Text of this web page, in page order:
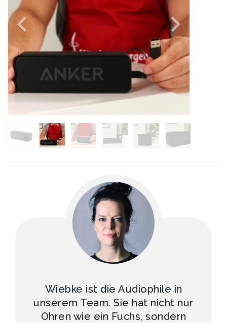
Previous Next
Wiebke ist die Audiophile in
unserem Team. Sie hat nicht nur
Ohren wie ein Fuchs, sondern